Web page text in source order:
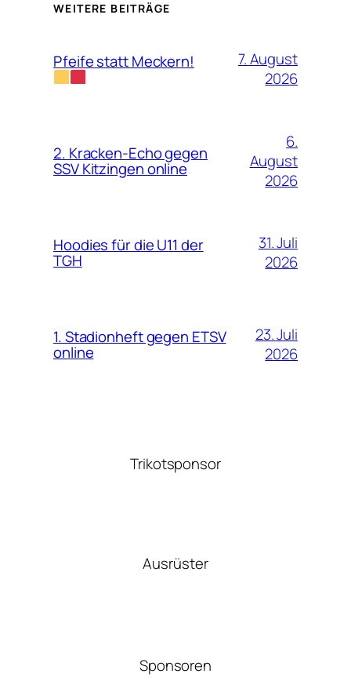
WEITERE BEITRÄGE
Pfeife statt Meckern!
7. August
2026
2. Kracken-Echo gegen
SSV Kitzingen online
6.
August
2026
Hoodies für die U11 der
TGH
31. Juli
2026
1. Stadionheft gegen ETSV
online
23. Juli
2026
Trikotsponsor
Ausrüster
Sponsoren